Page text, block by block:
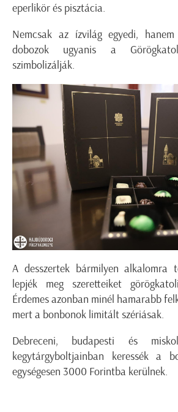
eperlikör és pisztácia.
Nemcsak az ízvilág egyedi,
dobozok ugyanis a
szimbolizálják.
A desszertek bármilyen alkalomra
lepjék meg szeretteiket
Érdemes azonban minél hamarabb
mert a bonbonok limitált szériásak.
Debreceni, budapesti és
kegytárgyboltjainban keressék a
egységesen 3000 Forintba kerülnek.